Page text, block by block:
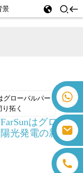
リー
チェン
ス・ホン
ーン・グオ
はグロ
光発電の新